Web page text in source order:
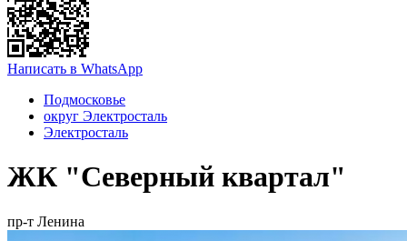
Написать в WhatsApp
Подмосковье
округ Электросталь
Электросталь
ЖК "Северный квартал"
пр-т Ленина